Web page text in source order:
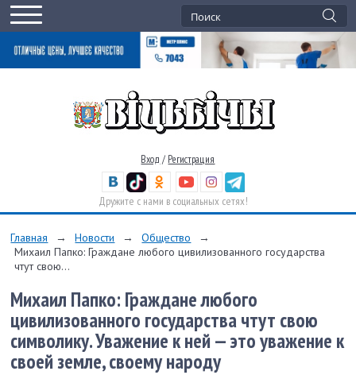
Вход / Регистрация
Дружите с нами в социальных сетях!
Главная → Новости → Общество
→
Михаил Папко: Граждане любого цивилизованного государства
чтут свою...
Михаил Папко: Граждане любого
цивилизованного государства чтут свою
символику. Уважение к ней — это уважение к
своей земле, своему народу